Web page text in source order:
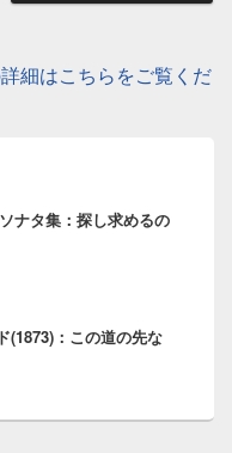
細はこちらをご覧くだ
ナタ集：探し求めるの
：この道の先な